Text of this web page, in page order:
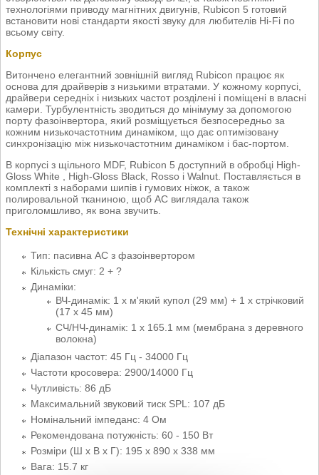
технологіями приводу магнітних двигунів, Rubicon 5 готовий
встановити нові стандарти якості звуку для любителів Hi-Fi по
всьому світу.
Корпус
Витончено елегантний зовнішній вигляд Rubicon працює як
основа для драйверів з низькими втратами. У кожному корпусі,
драйвери середніх і низьких частот розділені і поміщені в власні
камери. Турбулентність зводиться до мінімуму за допомогою
порту фазоінвертора, який розміщується безпосередньо за
кожним низькочастотним динаміком, що дає оптимізовану
синхронізацію між низькочастотним динаміком і бас-портом.
В корпусі з щільного MDF, Rubicon 5 доступний в обробці High-
Gloss White , High-Gloss Black, Rosso і Walnut. Поставляється в
комплекті з наборами шипів і гумових ніжок, а також
полировальной тканиною, щоб АС виглядала також
приголомшливо, як вона звучить.
Технічні характеристики
Тип: пасивна АС з фазоінвертором
Кількість смуг: 2 + ?
Динаміки:
ВЧ-динамік: 1 х м'який купол (29 мм) + 1 х стрічковий
(17 х 45 мм)
СЧ/НЧ-динамік: 1 x 165.1 мм (мембрана з деревного
волокна)
Діапазон частот: 45 Гц - 34000 Гц
Частоти кросовера: 2900/14000 Гц
Чутливість: 86 дБ
Максимальний звуковий тиск SPL: 107 дБ
Номінальний імпеданс: 4 Ом
Рекомендована потужність: 60 - 150 Вт
Розміри (Ш x В x Г): 195 x 890 x 338 мм
Вага: 15.7 кг